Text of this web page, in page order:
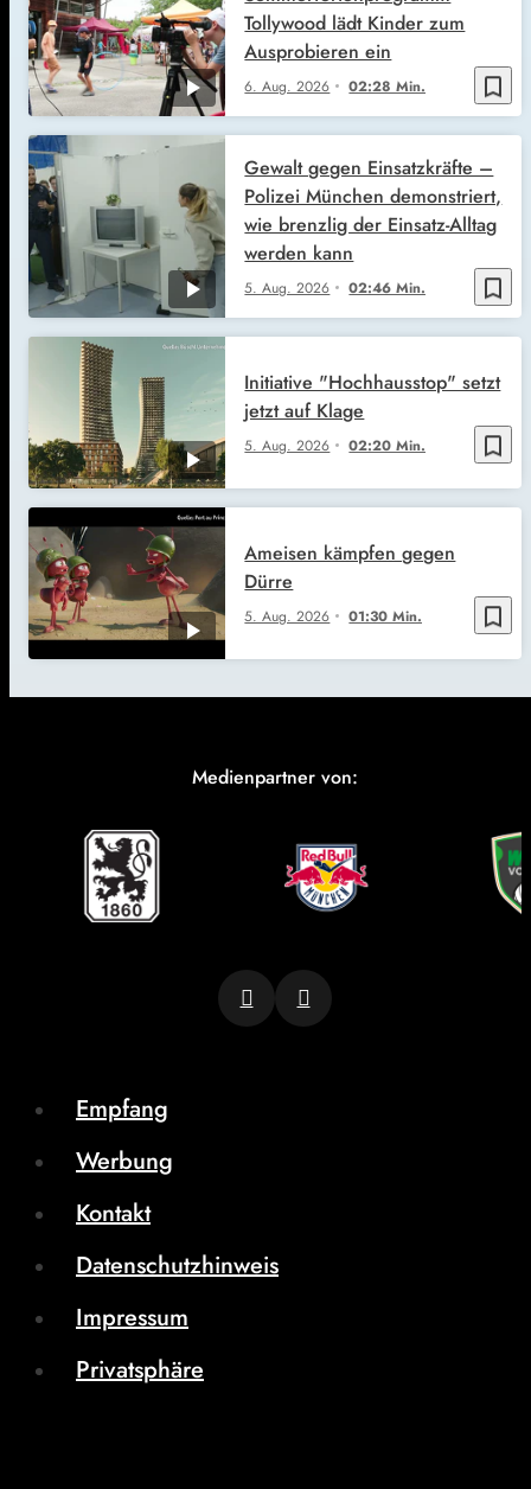
bookmark_border
6. Aug. 2026 02:28 Min.
Tollywood lädt Kinder zum
Ausprobieren ein
bookmark_border
5. Aug. 2026 02:46 Min.
Gewalt gegen Einsatzkräfte –
Polizei München demonstriert,
wie brenzlig der Einsatz-Alltag
werden kann
bookmark_border
5. Aug. 2026 02:20 Min.
Initiative "Hochhausstop" setzt
jetzt auf Klage
bookmark_border
5. Aug. 2026 01:30 Min.
Ameisen kämpfen gegen
Dürre
Medienpartner von:
Empfang
Werbung
Kontakt
Datenschutzhinweis
Impressum
Privatsphäre